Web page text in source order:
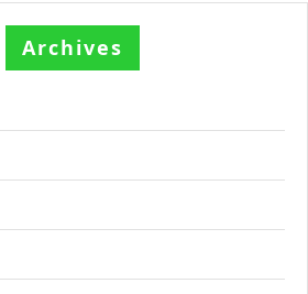
Archives